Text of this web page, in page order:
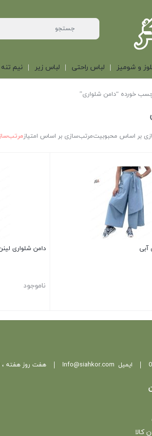
و شومیز لباس راحتی لباس زیر نیم تنه
خورده “دامن شلواری”
بر اساس محبوبیتمرتب‌سازی بر اساس امتیاز
آبی دامن شلواری
ناموجود
ایمیل Info@siahkor.com هفت روز هفته ، از ساعت 11 تا 22
کالا